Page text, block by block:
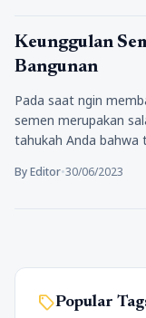
Pengalamanku
Keunggulan
Bangunan
Pada saat ngin
semen merupakan
tahukah Anda bahwa
By Editor•30/06/2023
sellPopular